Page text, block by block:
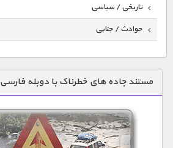
تاریخی / سیاسی
حوادث / جنایی
دنیای خوراکی ها
زمین شناسی / محیط زیست
سازه/ معماری/ مهندسی
سرگرمی
مستند جاده های خطرناک با دوبله فارسی